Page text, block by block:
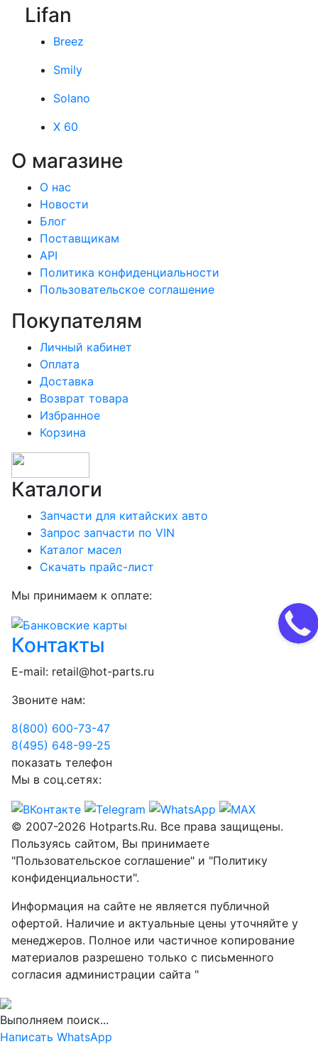
Lifan
Breez
Smily
Solano
X 60
О магазине
О нас
Новости
Блог
Поставщикам
API
Политика конфиденциальности
Пользовательское соглашение
Покупателям
Личный кабинет
Оплата
Доставка
Возврат товара
Избранное
Корзина
Каталоги
Запчасти для китайских авто
Запрос запчасти по VIN
Каталог масел
Скачать прайс-лист
Мы принимаем к оплате:
Контакты
E-mail: retail@hot-parts.ru
Звоните нам:
8(800) 600-73-47
8(495) 648-99-25
показать телефон
Мы в соц.сетях:
© 2007-2026 Hotparts.Ru. Все права защищены.
Пользуясь сайтом, Вы принимаете
"Пользовательское соглашение" и "Политику
конфиденциальности".
Информация на сайте не является публичной
офертой. Наличие и актуальные цены уточняйте у
менеджеров. Полное или частичное копирование
материалов разрешено только с письменного
согласия администрации сайта "
Выполняем поиск...
Написать WhatsApp